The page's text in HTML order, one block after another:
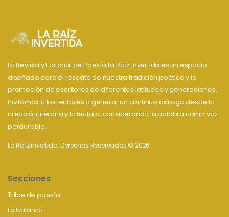
La Revista y Editorial de Poesía La Raíz Invertida es un espacio
diseñado para el rescate de nuestra tradición poética y la
promoción de escritores de diferentes latitudes y generaciones.
Invitamos a los lectores a generar un continuo diálogo desde la
creación literaria y la lectura, considerando la palabra como voz
perdurable.
La Raíz invertida. Derechos Reservados © 2026
Secciones
Trilce de poesía
La balanza